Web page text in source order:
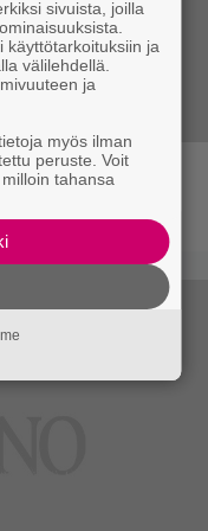
–
sivuista, joilla
käyttötarkoituksiin ja
välilehdellä.
ja
myös ilman
peruste. Voit
tahansa